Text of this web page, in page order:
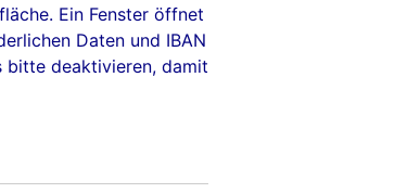
Ein Fenster öffnet
Daten und IBAN
bitte deaktivieren, damit